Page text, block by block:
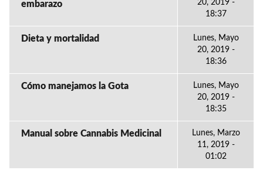
embarazo
20, 2019 -
18:37
Dieta y mortalidad
Lunes, Mayo
20, 2019 -
18:36
Cómo manejamos la Gota
Lunes, Mayo
20, 2019 -
18:35
Manual sobre Cannabis Medicinal
Lunes, Marzo
11, 2019 -
01:02